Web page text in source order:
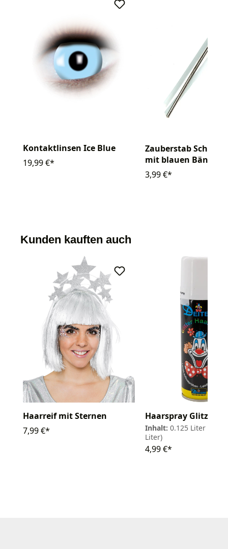
Kontaktlinsen Ice Blue
19,99 €*
Zauberstab
mit blauen Bändern
3,99 €*
Kunden kauften auch
Haarreif mit Sternen
7,99 €*
Haarspray Glitzer
Inhalt: 0.125 Liter
Liter)
4,99 €*